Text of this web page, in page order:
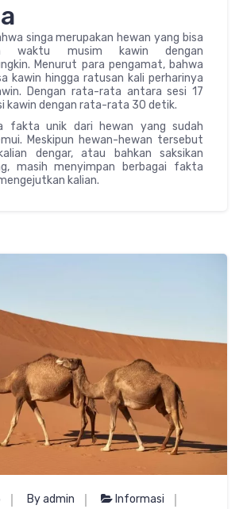
singa merupakan hewan yang bisa
waktu musim kawin dengan
Menurut para pengamat, bahwa
kawin hingga ratusan kali perharinya
Dengan rata-rata antara sesi 17
kawin dengan rata-rata 30 detik.
fakta unik dari hewan yang sudah
Meskipun hewan-hewan tersebut
dengar, atau bahkan saksikan
masih menyimpan berbagai fakta
kalian.
By admin Informasi